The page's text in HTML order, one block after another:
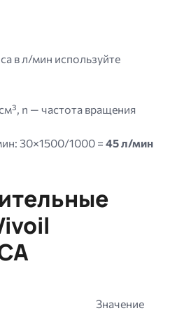
в л/мин используйте
n — частота вращения
30×1500/1000 = 45 л/мин
Значение